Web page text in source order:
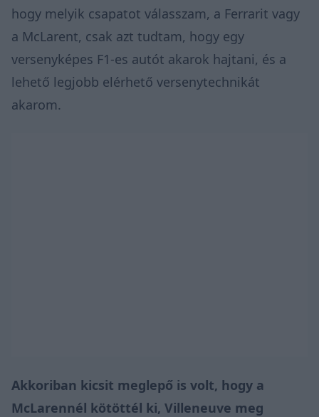
hogy melyik csapatot válasszam, a Ferrarit vagy
a McLarent, csak azt tudtam, hogy egy
versenyképes F1-es autót akarok hajtani, és a
lehető legjobb elérhető versenytechnikát
akarom.
Akkoriban kicsit meglepő is volt, hogy a
McLarennél kötöttél ki, Villeneuve meg